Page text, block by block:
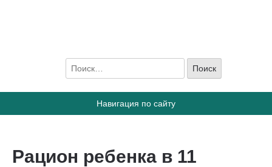
ПростоГВ
Все, что вы хотите знать, о грудном вскармливании
Навигация по сайту
Рацион ребенка в 11